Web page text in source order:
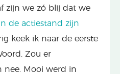
zijn we zó blij dat we
de actiestand zijn
keek ik naar de eerste
Zou er
nee. Mooi werd in